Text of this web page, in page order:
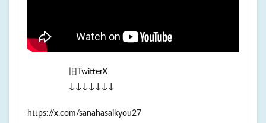
旧TwitterX
↓↓↓↓↓↓↓
https://x.com/sanahasaikyou27